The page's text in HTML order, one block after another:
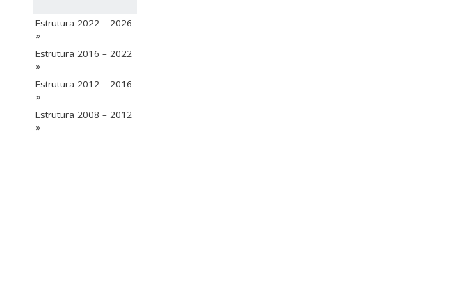
Estrutura 2022 – 2026
»
Estrutura 2016 – 2022
»
Estrutura 2012 – 2016
»
Estrutura 2008 – 2012
»